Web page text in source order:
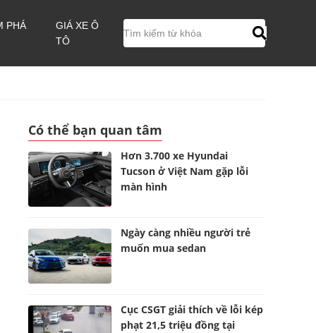
PHÁ
GIÁ XE Ô
TÔ
Có thể bạn quan tâm
Hơn 3.700 xe Hyundai
Tucson ở Việt Nam gặp lỗi
màn hình
Ngày càng nhiều người trẻ
muốn mua sedan
Cục CSGT giải thích về lỗi kép
phạt 21,5 triệu đồng tại